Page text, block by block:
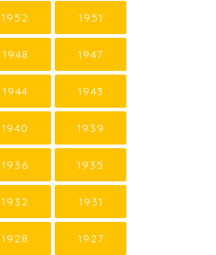
1952 1951
1948 1947
1944 1943
1940 1939
1936 1935
1932 1931
1928 1927